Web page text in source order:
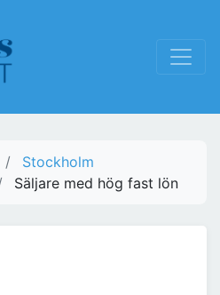
Stockholm
Säljare med hög fast lön